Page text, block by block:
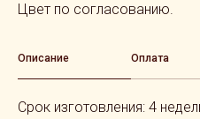
Цвет по согласованию.
Описание Оплата
Срок изготовления: 4